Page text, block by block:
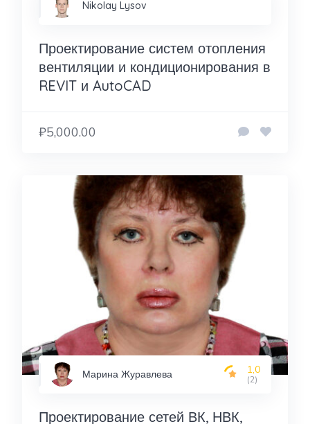
Nikolay Lysov
Проектирование систем отопления
вентиляции и кондиционирования в
REVIT и AutoCAD
₽5,000.00
Марина Журавлева 1,0
(2)
Проектирование сетей ВК, НВК,